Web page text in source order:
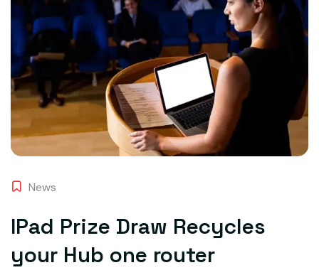
News
IPad Prize Draw Recycles
your Hub one router